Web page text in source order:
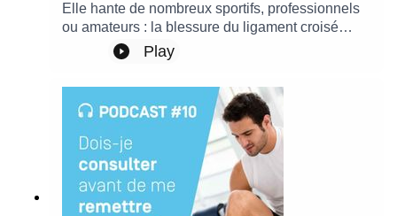
Elle hante de nombreux sportifs, professionnels
ou amateurs : la blessure du ligament croisé
antérieur est courante. On vous dit tout sur ce
tissu essentiel à nos genoux avec le Dr Maxime
Grosclaude, médecin du sport à l’Hôpital de La
Tour.
Play